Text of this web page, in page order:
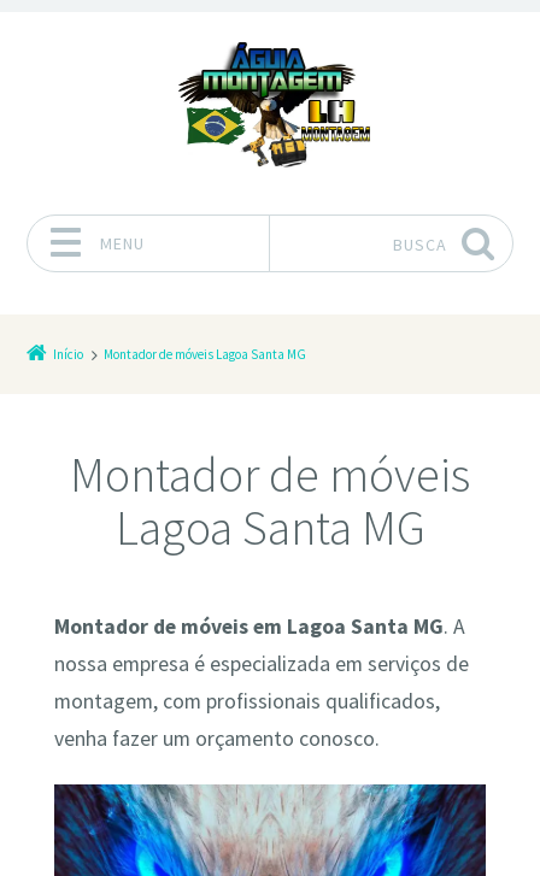
MENU BUSCA
Início Montador de móveis Lagoa Santa MG
Montador de móveis
Lagoa Santa MG
Montador de móveis em Lagoa Santa MG. A
nossa empresa é especializada em serviços de
montagem, com profissionais qualificados,
venha fazer um orçamento conosco.